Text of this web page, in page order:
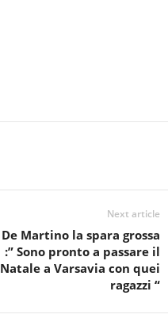
Next article
De Martino la spara grossa
:” Sono pronto a passare il
Natale a Varsavia con quei
ragazzi “